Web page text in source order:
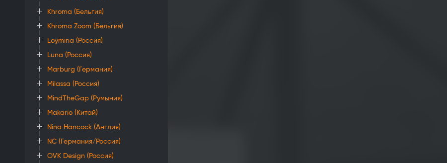
Khroma (Бельгия)
Khroma Zoom (Бельгия)
Loymina (Россия)
Luna (Россия)
Marburg (Германия)
Milassa (Россия)
MindTheGap (Румыния)
Makario (Китай)
Nina Hancock (Англия)
NC (Германия/Россия)
OVK Design (Россия)